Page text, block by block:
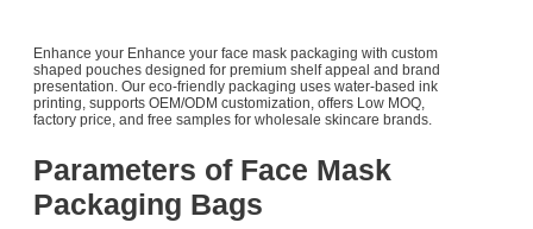
Enhance your Enhance your face mask packaging with custom
shaped pouches designed for premium shelf appeal and brand
presentation. Our eco-friendly packaging uses water-based ink
printing, supports OEM/ODM customization, offers Low MOQ,
factory price, and free samples for wholesale skincare brands.
Parameters of Face Mask
Packaging Bags